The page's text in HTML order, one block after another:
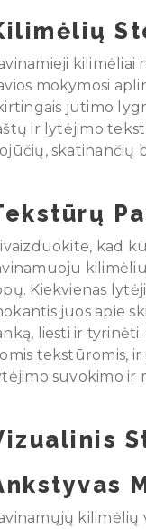
kilimėliai
mokymosi
jutimo
ir lytėjimo
skatinančių
kad
Kiekvienas
juos apie
liesti ir
tekstūromis,
suvokimo ir
kilimėlių